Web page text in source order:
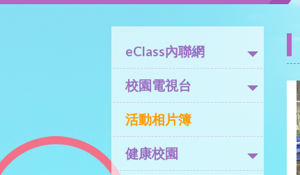
eClass內聯網
校園電視台
活動相片簿
健康校園